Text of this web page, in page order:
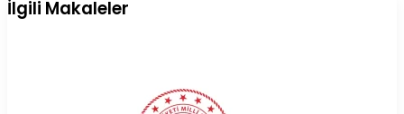
paylaş
İlgili Makaleler